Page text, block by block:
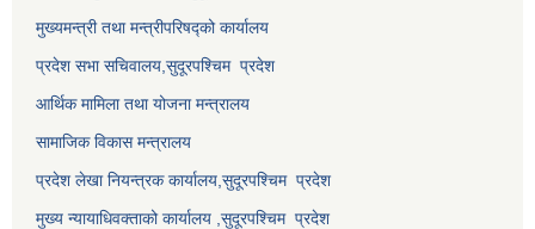
मुख्यमन्त्री तथा मन्त्रीपरिषद्को कार्यालय
प्रदेश सभा सचिवालय, सुदूरपश्चिम प्रदेश
आर्थिक मामिला तथा योजना मन्त्रालय
सामाजिक विकास मन्त्रालय
प्रदेश लेखा नियन्त्रक कार्यालय, सुदूरपश्चिम प्रदेश
मुख्य न्यायाधिवक्ताको कार्यालय , सुदूरपश्चिम प्रदेश